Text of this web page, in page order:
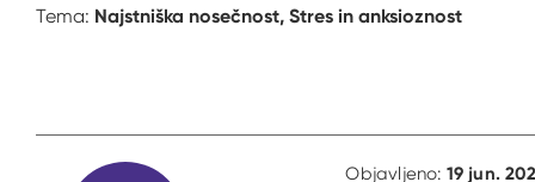
Tema: Najstniška nosečnost, Stres in anksioznost
Objavljeno: 19 jun.